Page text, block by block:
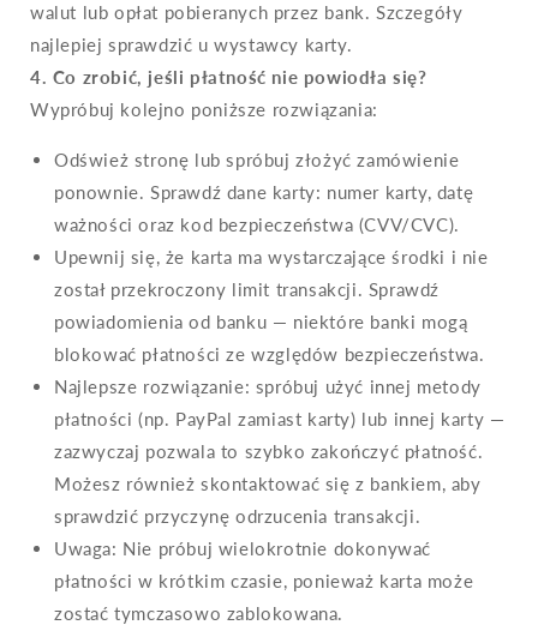
walut lub opłat pobieranych przez bank. Szczegóły
najlepiej sprawdzić u wystawcy karty.
4. Co zrobić, jeśli płatność nie powiodła się?
Wypróbuj kolejno poniższe rozwiązania:
Odśwież stronę lub spróbuj złożyć zamówienie
ponownie. Sprawdź dane karty: numer karty, datę
ważności oraz kod bezpieczeństwa (CVV/CVC).
Upewnij się, że karta ma wystarczające środki i nie
został przekroczony limit transakcji. Sprawdź
powiadomienia od banku — niektóre banki mogą
blokować płatności ze względów bezpieczeństwa.
Najlepsze rozwiązanie: spróbuj użyć innej metody
płatności (np. PayPal zamiast karty) lub innej karty —
zazwyczaj pozwala to szybko zakończyć płatność.
Możesz również skontaktować się z bankiem, aby
sprawdzić przyczynę odrzucenia transakcji.
Uwaga: Nie próbuj wielokrotnie dokonywać
płatności w krótkim czasie, ponieważ karta może
zostać tymczasowo zablokowana.